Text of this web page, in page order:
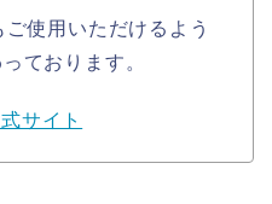
使用いただけるよう
ております。
サイト